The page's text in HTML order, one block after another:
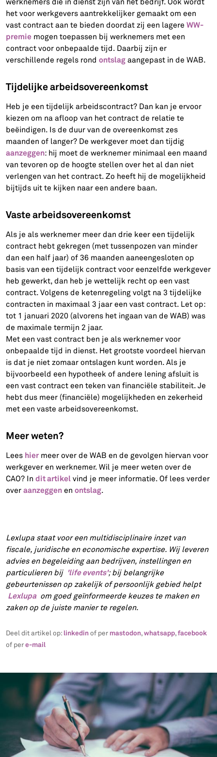
het voor werkgevers aantrekkelijker gemaakt om een
vast contract aan te bieden doordat zij een lagereWW-
premie mogen toepassen bij werknemers met een
contract voor onbepaalde tijd. Daarbij zijn er
verschillende regels rondontslag aangepast in de WAB.
Tijdelijke arbeidsovereenkomst
Heb je een tijdelijk arbeidscontract? Dan kan je ervoor
kiezen om na afloop van het contract de relatie te
beëindigen. Is de duur van de overeenkomst zes
maanden of langer? De werkgever moet dan tijdig
aanzeggen: hij moet de werknemer minimaal een maand
van tevoren op de hoogte stellen over het al dan niet
verlengen van het contract. Zo heeft hij de mogelijkheid
bijtijds uit te kijken naar een andere baan.
Vaste arbeidsovereenkomst
Als je als werknemer meer dan drie keer een tijdelijk
contract hebt gekregen (met tussenpozen van minder
dan een half jaar) of 36 maanden aaneengesloten op
basis van een tijdelijk contract voor eenzelfde werkgever
heb gewerkt, dan heb je wettelijk recht op een vast
contract. Volgens de ketenregeling volgt na 3 tijdelijke
contracten in maximaal 3 jaar een vast contract. Let op:
tot 1 januari 2020 (alvorens het ingaan van de WAB) was
de maximale termijn 2 jaar.
Met een vast contract ben je als werknemer voor
onbepaalde tijd in dienst. Het grootste voordeel hiervan
is dat je niet zomaar ontslagen kunt worden. Als je
bijvoorbeeld een hypotheek of andere lening afsluit is
een vast contract een teken van financiële stabiliteit. Je
hebt dus meer (financiële) mogelijkheden en zekerheid
met een vaste arbeidsovereenkomst.
Meer weten?
Lees hier meer over de WAB en de gevolgen hiervan voor
werkgever en werknemer. Wil je meer weten over de
CAO? Indit artikel vind je meer informatie. Of lees verder
overaanzeggen enontslag.
Lexlupa staat voor een multidisciplinaire inzet van
fiscale, juridische en economische expertise. Wij leveren
advies en begeleiding aan bedrijven, instellingen en
particulieren bij 'life events'; bij belangrijke
gebeurtenissen op zakelijk of persoonlijk gebied helpt
Lexlupaom goed geïnformeerde keuzes te maken en
zaken op de juiste manier te regelen.
Deel dit artikel op: linkedinof per mastodon,whatsapp,facebook
of pere-mail